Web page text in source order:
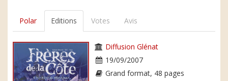
Polar Editions Votes Avis
Diffusion Glénat
19/09/2007
Grand format, 48 pages